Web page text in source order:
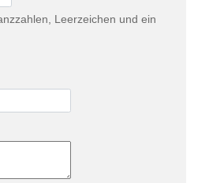
Leerzeichen und ein